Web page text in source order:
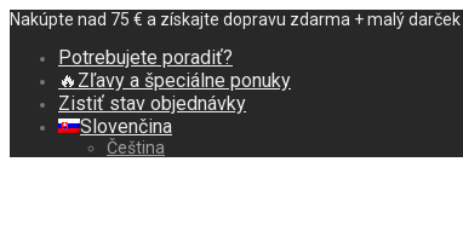
Nakúpte nad 75 € a získajte dopravu zdarma + malý darček
Potrebujete poradiť?
🔥Zľavy a špeciálne ponuky
Zistiť stav objednávky
Slovenčina
Čeština